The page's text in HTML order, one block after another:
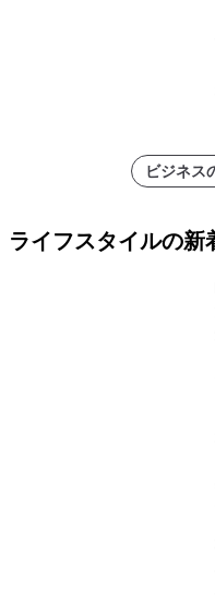
ビジネス
ライフスタイルの新